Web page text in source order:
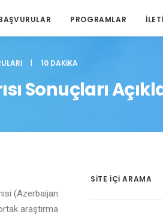
PROGRAMLAR
| 10 DAKIKA
Sonuçları
(Azerbaijan
araştırma
SITE IÇI ARAMA